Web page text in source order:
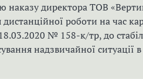
наказу директора ТОВ
роботи на час
№ 158-к/тр, до
надзвичайної ситуації